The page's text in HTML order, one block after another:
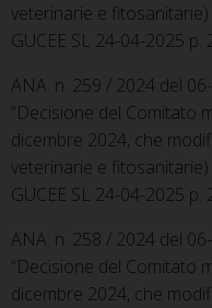
veterinarie e fitosanitarie)
GUCEE SL 24-04-2025 p.
ANA. n. 259 / 2024 del
“Decisione del Comitato
dicembre 2024, che
veterinarie e fitosanitarie)
GUCEE SL 24-04-2025 p.
ANA. n. 258 / 2024 del
“Decisione del Comitato
dicembre 2024, che